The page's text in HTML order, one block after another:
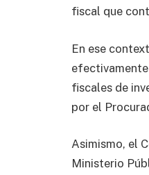
fiscal que
En ese
fiscales de
por el
Asimismo, el
Ministerio